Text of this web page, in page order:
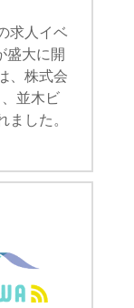
求人イベ
盛大に開
、株式会
並木ビ
した。